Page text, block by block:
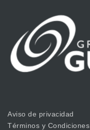
Aviso de privacidad
Términos y Condiciones